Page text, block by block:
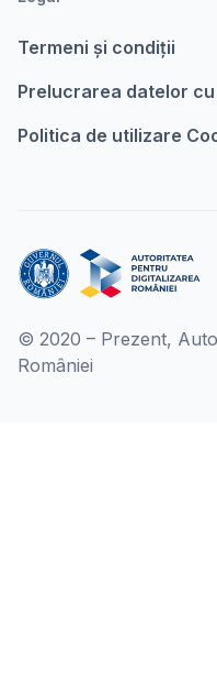
Termeni şi condiții
Prelucrarea datelor
Politica de utilizare
© 2020 – Prezent,
României